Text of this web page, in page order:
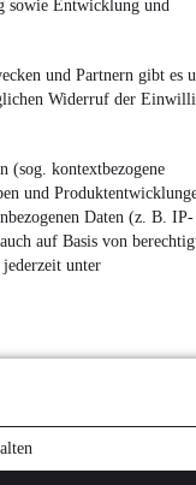
sowie Entwicklung und
und Partnern gibt es
Widerruf der
(sog. kontextbezogene
und
Daten (z. B. IP-
auf Basis von
jederzeit unter
Marken, auch als
mobile.de